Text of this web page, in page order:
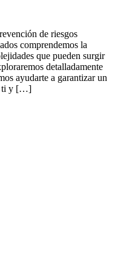
de riesgos
comprendemos la
que pueden surgir
detalladamente
ayudarte a garantizar un
ti y […]